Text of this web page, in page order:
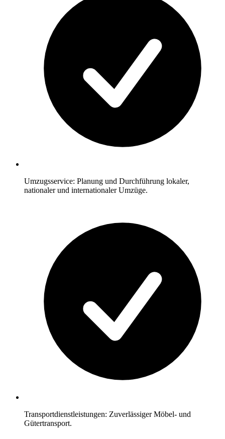
Umzugsservice: Planung und Durchführung lokaler,
nationaler und internationaler Umzüge.
Transportdienstleistungen: Zuverlässiger Möbel- und
Gütertransport.